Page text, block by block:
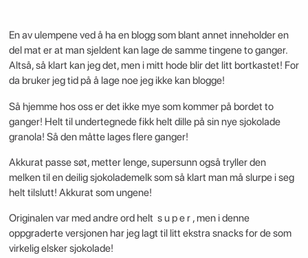
En av ulempene ved å ha en blogg som blant annet inneholder en
del mat er at man sjeldent kan lage de samme tingene to ganger.
Altså, så klart kan jeg det, men i mitt hode blir det litt bortkastet! For
da bruker jeg tid på å lage noe jeg ikke kan blogge!
Så hjemme hos oss er det ikke mye som kommer på bordet to
ganger! Helt til undertegnede fikk helt dille på sin nye sjokolade
granola! Så den måtte lages flere ganger!
Akkurat passe søt, metter lenge, supersunn også tryller den
melken til en deilig sjokolademelk som så klart man må slurpe i seg
helt tilslutt! Akkurat som ungene!
Originalen var med andre ord helt s u p e r , men i denne
oppgraderte versjonen har jeg lagt til litt ekstra snacks for de som
virkelig elsker sjokolade!